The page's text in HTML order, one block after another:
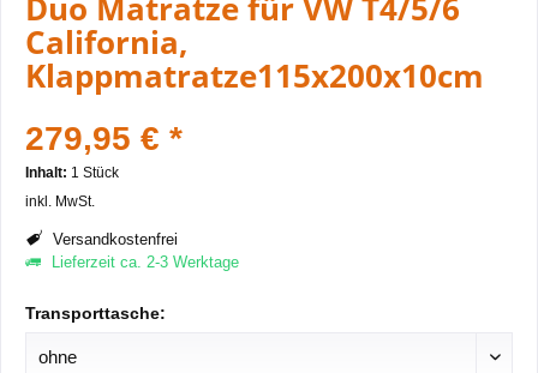
California,
Klappmatratze115x200x10cm
279,95 € *
Inhalt: 1 Stück
inkl. MwSt.
Versandkostenfrei
Lieferzeit ca. 2-3 Werktage
Transporttasche: